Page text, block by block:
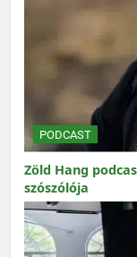
PODCAST
Zöld Hang
szószólója